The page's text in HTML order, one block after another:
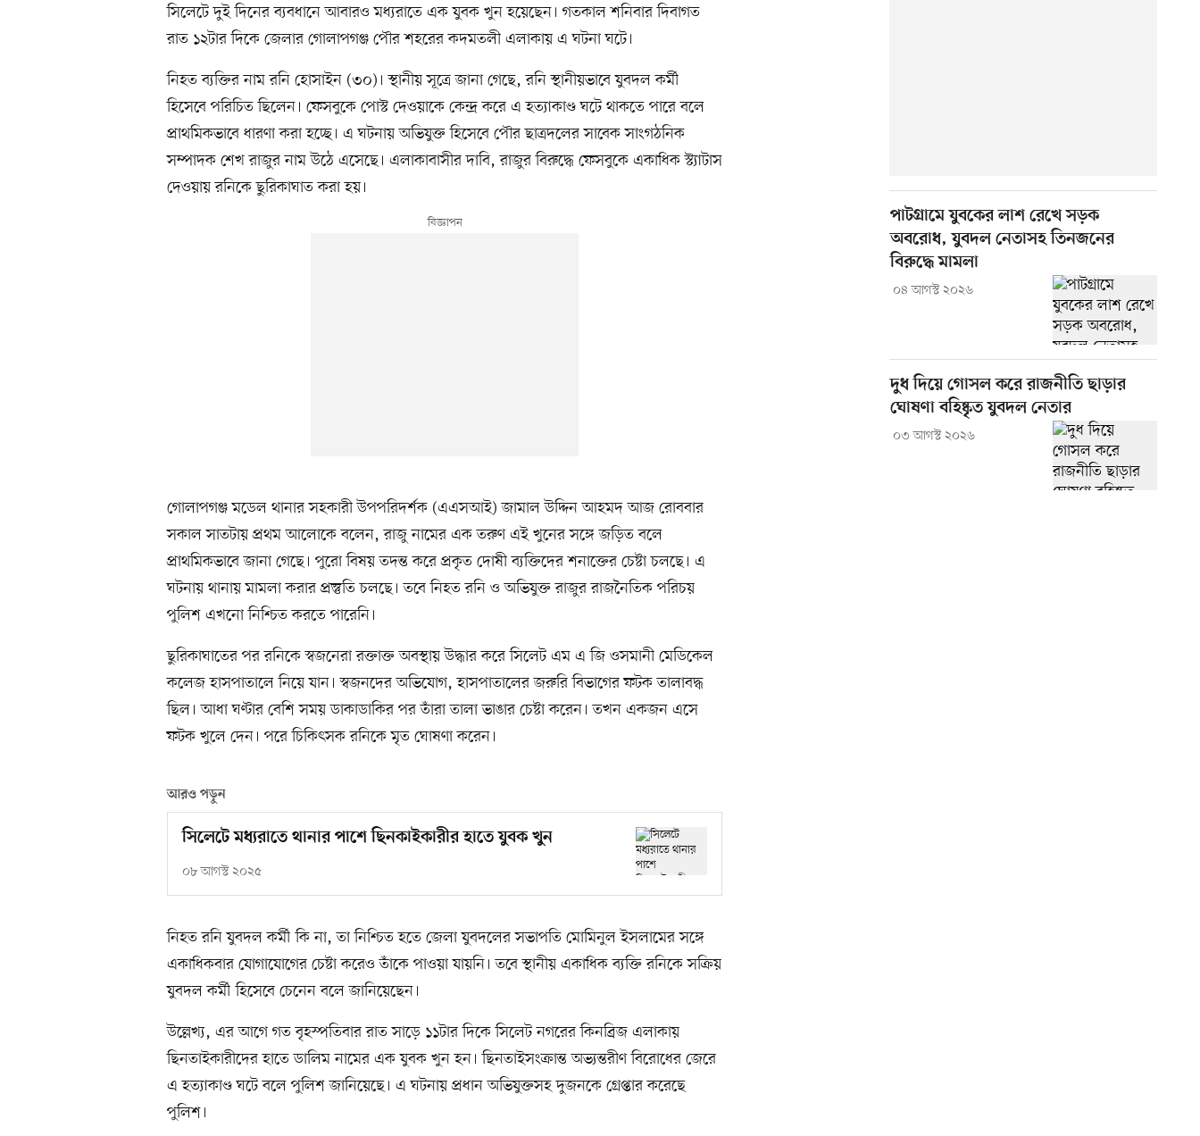
সিলেটে দুই দিনের ব্যবধানে আবারও মধ্যরাতে এক যুবক খুন হয়েছেন। গতকাল শনিবার দিবাগত
রাত ১২টার দিকে জেলার গোলাপগঞ্জ পৌর শহরের কদমতলী এলাকায় এ ঘটনা ঘটে।
নিহত ব্যক্তির নাম রনি হোসাইন (৩০)। স্থানীয় সূত্রে জানা গেছে, রনি স্থানীয়ভাবে যুবদল কর্মী
হিসেবে পরিচিত ছিলেন। ফেসবুকে পোস্ট দেওয়াকে কেন্দ্র করে এ হত্যাকাণ্ড ঘটে থাকতে পারে বলে
প্রাথমিকভাবে ধারণা করা হচ্ছে। এ ঘটনায় অভিযুক্ত হিসেবে পৌর ছাত্রদলের সাবেক সাংগঠনিক
সম্পাদক শেখ রাজুর নাম উঠে এসেছে। এলাকাবাসীর দাবি, রাজুর বিরুদ্ধে ফেসবুকে একাধিক স্ট্যাটাস
দেওয়ায় রনিকে ছুরিকাঘাত করা হয়।
গোলাপগঞ্জ মডেল থানার সহকারী উপপরিদর্শক (এএসআই) জামাল উদ্দিন আহমদ আজ রোববার
সকাল সাতটায় প্রথম আলোকে বলেন, রাজু নামের এক তরুণ এই খুনের সঙ্গে জড়িত বলে
প্রাথমিকভাবে জানা গেছে। পুরো বিষয় তদন্ত করে প্রকৃত দোষী ব্যক্তিদের শনাক্তের চেষ্টা চলছে। এ
ঘটনায় থানায় মামলা করার প্রস্তুতি চলছে। তবে নিহত রনি ও অভিযুক্ত রাজুর রাজনৈতিক পরিচয়
পুলিশ এখনো নিশ্চিত করতে পারেনি।
ছুরিকাঘাতের পর রনিকে স্বজনেরা রক্তাক্ত অবস্থায় উদ্ধার করে সিলেট এম এ জি ওসমানী মেডিকেল
কলেজ হাসপাতালে নিয়ে যান। স্বজনদের অভিযোগ, হাসপাতালের জরুরি বিভাগের ফটক তালাবদ্ধ
ছিল। আধা ঘণ্টার বেশি সময় ডাকাডাকির পর তাঁরা তালা ভাঙার চেষ্টা করেন। তখন একজন এসে
ফটক খুলে দেন। পরে চিকিৎসক রনিকে মৃত ঘোষণা করেন।
আরও পড়ুন
সিলেটে মধ্যরাতে থানার পাশে ছিনকাইকারীর হাতে যুবক খুন
০৮ আগস্ট ২০২৫
নিহত রনি যুবদল কর্মী কি না, তা নিশ্চিত হতে জেলা যুবদলের সভাপতি মোমিনুল ইসলামের সঙ্গে
একাধিকবার যোগাযোগের চেষ্টা করেও তাঁকে পাওয়া যায়নি। তবে স্থানীয় একাধিক ব্যক্তি রনিকে সক্রিয়
যুবদল কর্মী হিসেবে চেনেন বলে জানিয়েছেন।
উল্লেখ্য, এর আগে গত বৃহস্পতিবার রাত সাড়ে ১১টার দিকে সিলেট নগরের কিনব্রিজ এলাকায়
ছিনতাইকারীদের হাতে ডালিম নামের এক যুবক খুন হন। ছিনতাইসংক্রান্ত অভ্যন্তরীণ বিরোধের জেরে
এ হত্যাকাণ্ড ঘটে বলে পুলিশ জানিয়েছে। এ ঘটনায় প্রধান অভিযুক্তসহ দুজনকে গ্রেপ্তার করেছে
পুলিশ।
পাটগ্রামে যুবকের লাশ রেখে সড়ক
অবরোধ, যুবদল নেতাসহ তিনজনের
বিরুদ্ধে মামলা
০৪ আগস্ট ২০২৬
দুধ দিয়ে গোসল করে রাজনীতি ছাড়ার
ঘোষণা বহিষ্কৃত যুবদল নেতার
০৩ আগস্ট ২০২৬